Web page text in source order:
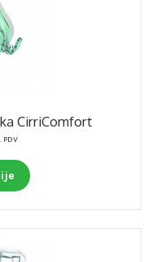
CirriComfort
Ovaj
proizvod